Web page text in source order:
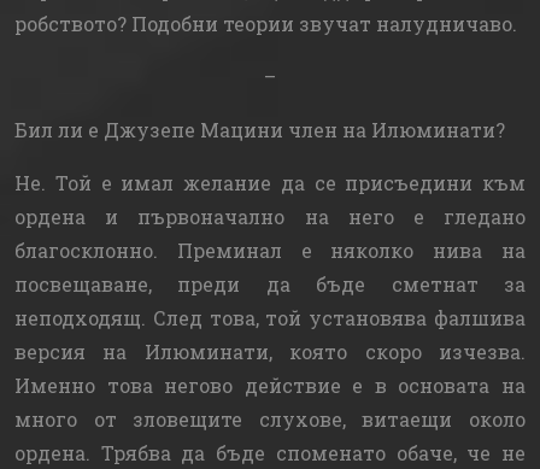
робството? Подобни теории звучат налудничаво.
–
Бил ли е Джузепе Мацини член на Илюминати?
Не. Той е имал желание да се присъедини към
ордена и първоначално на него е гледано
благосклонно. Преминал е няколко нива на
посвещаване, преди да бъде сметнат за
неподходящ. След това, той установява фалшива
версия на Илюминати, която скоро изчезва.
Именно това негово действие е в основата на
много от зловещите слухове, витаещи около
ордена. Трябва да бъде споменато обаче, че не